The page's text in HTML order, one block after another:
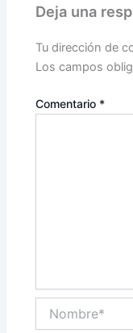
Deja una
Tu dirección de
Los campos
Comentario *